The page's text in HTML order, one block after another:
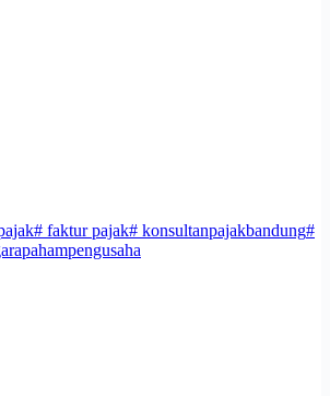
# faktur pajak# konsultanpajakbandung#